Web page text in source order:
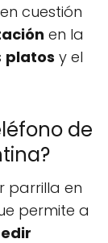
cuestión
en la
platos y el
de
parrilla en
permite a